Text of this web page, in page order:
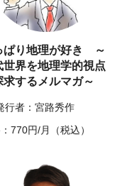
ぱり地理が好き ～
世界を地理学的視点
求するメルマガ～
行者：宮路秀作
770円/月（税込）